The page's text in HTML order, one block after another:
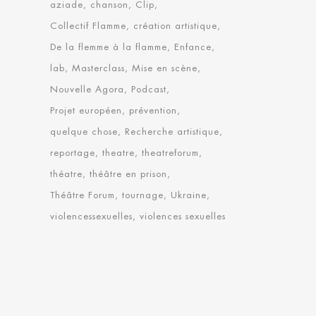
aziade chanson Clip
Collectif Flamme création artistique
De la flemme à la flamme Enfance
lab Masterclass Mise en scène
Nouvelle Agora Podcast
Projet européen prévention
quelque chose Recherche artistique
reportage theatre theatreforum
théatre théâtre en prison
Théâtre Forum tournage Ukraine
violencessexuelles violences sexuelles